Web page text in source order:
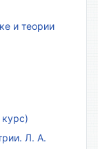
и теории
Л. А.